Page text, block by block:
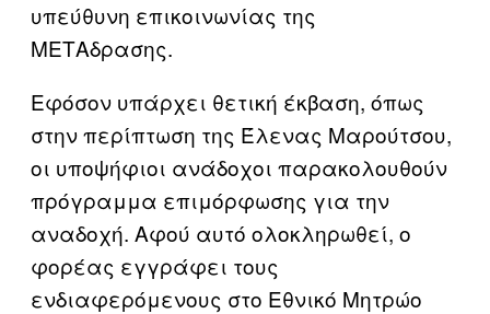
υπεύθυνη επικοινωνίας της
ΜΕΤΑδρασης.
Εφόσον υπάρχει θετική έκβαση, όπως
στην περίπτωση της Έλενας Μαρούτσου,
οι υποψήφιοι ανάδοχοι παρακολουθούν
πρόγραμμα επιμόρφωσης για την
αναδοχή. Αφού αυτό ολοκληρωθεί, ο
φορέας εγγράφει τους
ενδιαφερόμενους στο Εθνικό Μητρώο